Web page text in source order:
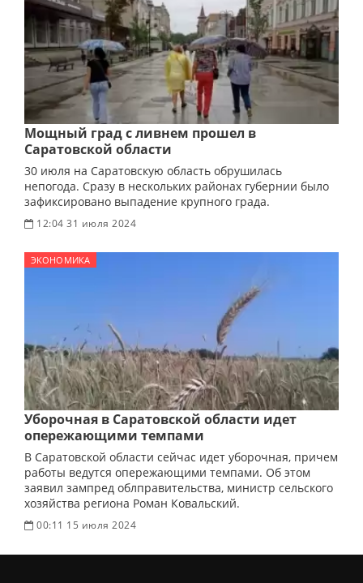
Мощный град с ливнем прошел в
Саратовской области
30 июля на Саратовскую область обрушилась
непогода. Сразу в нескольких районах губернии было
зафиксировано выпадение крупного града.
12:04 31 июля 2024
ЭКОНОМИКА
Уборочная в Саратовской области идет
опережающими темпами
В Саратовской области сейчас идет уборочная, причем
работы ведутся опережающими темпами. Об этом
заявил зампред облправительства, министр сельского
хозяйства региона Роман Ковальский.
00:11 15 июля 2024